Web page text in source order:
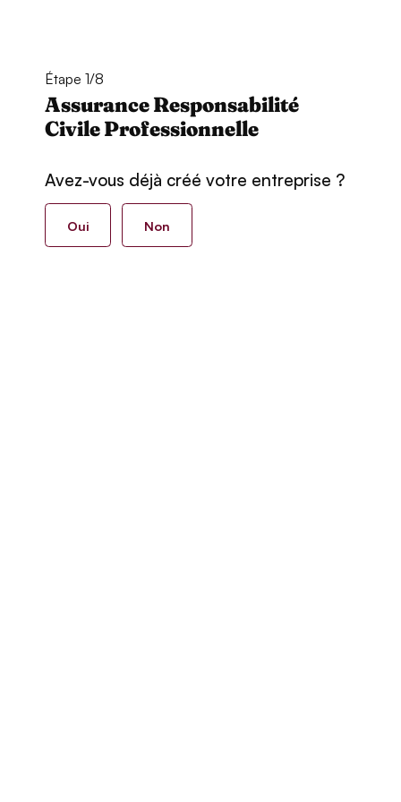
Étape 1/8
Assurance Responsabilité
Civile Professionnelle
Avez-vous déjà créé votre entreprise ?
Oui Non